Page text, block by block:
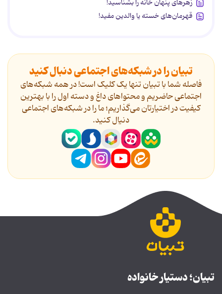
زهرهای پنهان خانه را بشناسید!
قهرمان‌های خسته یا والدین مفید!
تبیان را در شبکه‌های اجتماعی دنبال کنید
فاصله شما با تبیان تنها یک کلیک است! در همه شبکه‌های
اجتماعی حاضریم و محتواهای داغ و دسته اول را با بهترین
کیفیت در اختیارتان می‌گذاریم؛ ما را در شبکه‌های اجتماعی
دنیال کنید.
تبیان؛ دستیار خانواده